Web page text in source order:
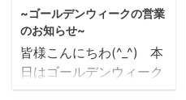
を少し当てると 白髪を隠
してハリコシもアップ
さらに シャンプーをして
も少しづつ色が残るので
使うたび徐々に染まって
~ゴールデンウィークの営業
のお知らせ~
皆様こんにちわ(^_^) 本
日はゴールデンウィーク
（Ｇ.W）の営業日につい